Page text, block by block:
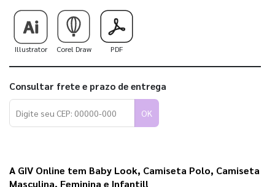
Illustrator Corel Draw PDF
Consultar frete e prazo de entrega
OK
A GIV Online tem Baby Look, Camiseta Polo, Camiseta
Masculina, Feminina e Infantil!